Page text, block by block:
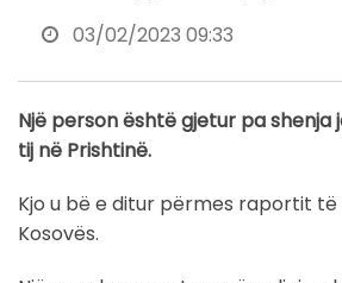
03/02/2023 09:33
Një person është gjetur pa shenja
tij në Prishtinë.
Kjo u bë e ditur përmes raportit të
Kosovës.